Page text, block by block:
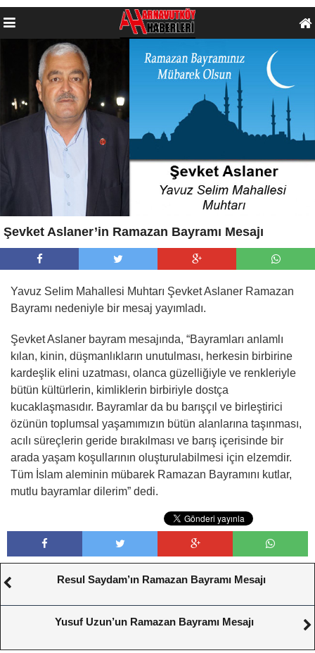
Şevket Aslaner’in Ramazan Bayramı Mesajı
Yavuz Selim Mahallesi Muhtarı Şevket Aslaner Ramazan
Bayramı nedeniyle bir mesaj yayımladı.
Şevket Aslaner bayram mesajında, “Bayramları anlamlı
kılan, kinin, düşmanlıkların unutulması, herkesin birbirine
kardeşlik elini uzatması, olanca güzelliğiyle ve renkleriyle
bütün kültürlerin, kimliklerin birbiriyle dostça
kucaklaşmasıdır. Bayramlar da bu barışçıl ve birleştirici
özünün toplumsal yaşamımızın bütün alanlarına taşınması,
acılı süreçlerin geride bırakılması ve barış içerisinde bir
arada yaşam koşullarının oluşturulabilmesi için elzemdir.
Tüm İslam aleminin mübarek Ramazan Bayramını kutlar,
mutlu bayramlar dilerim” dedi.
Resul Saydam’ın Ramazan Bayramı Mesajı
Yusuf Uzun’un Ramazan Bayramı Mesajı